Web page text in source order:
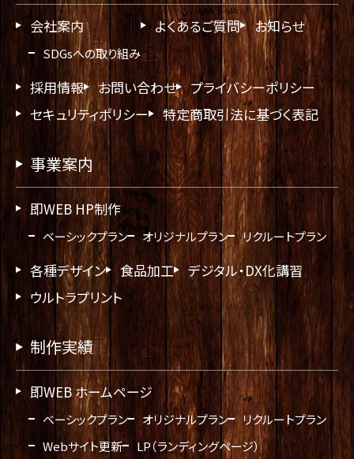
会社案内
SDGsへの取り組み
よくあるご質問 お知らせ
採用情報 お問い合わせ
プライバシーポリシー
セキュリティポリシー
特定商取引法に基づく表記
事業案内
即WEB HP制作
ベーシックプラン オリジナルプラン リクルートプラン
各種デザイン 食品加工
デジタル・DX化講習
ウルトラプリント
制作実績
即WEB ホームページ
ベーシックプラン オリジナルプラン
リクルートプラン
Webサイト更新
LP（ランディングページ）